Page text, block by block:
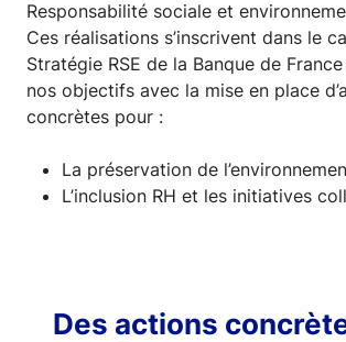
Responsabilité sociale et
Ces réalisations s’inscrivent dans le
Stratégie RSE de la Banque de
nos objectifs avec la mise en place
concrètes pour :
La préservation de
L’inclusion RH et les initiatives
Des actions